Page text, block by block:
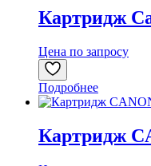
Картридж
Цена по запросу
Подробнее
Картридж